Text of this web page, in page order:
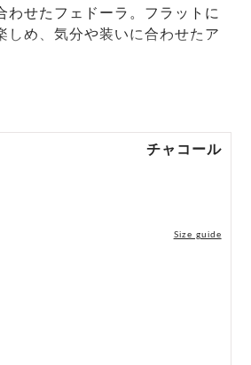
わせたフェドーラ。フラットに
しめ、気分や装いに合わせたア
:ONE SIZE 57.5cm
ます。
チャコール
Size guide